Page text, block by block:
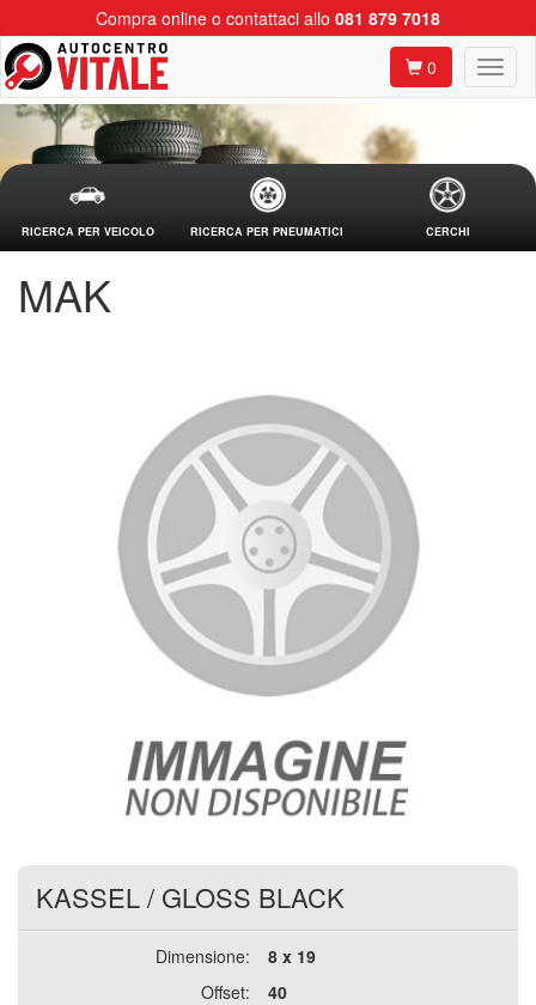
Compra online o contattaci allo 081 879 7018
0
RICERCA PER VEICOLO RICERCA PER PNEUMATICI CERCHI
MAK
KASSEL/ GLOSS BLACK
Dimensione:
8 x 19
Offset:
40